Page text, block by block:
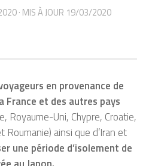
· MIS À JOUR 19/03/2020
en provenance de
France et des autres pays
Royaume-Uni, Chypre, Croatie,
Roumanie) ainsi que d’Iran et
une période d’isolement de